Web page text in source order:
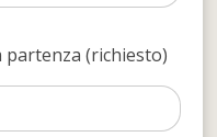
(richiesto)